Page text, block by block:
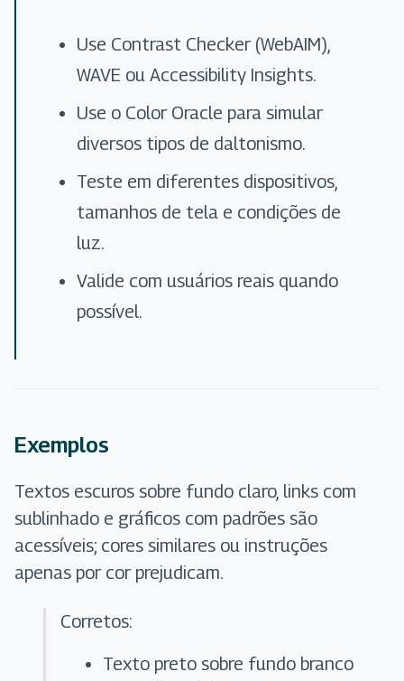
Use Contrast Checker (WebAIM),
WAVE ou Accessibility Insights.
Use o Color Oracle para simular
diversos tipos de daltonismo.
Teste em diferentes dispositivos,
tamanhos de tela e condições de
luz.
Valide com usuários reais quando
possível.
Exemplos
Textos escuros sobre fundo claro, links com
sublinhado e gráficos com padrões são
acessíveis; cores similares ou instruções
apenas por cor prejudicam.
Corretos:
Texto preto sobre fundo branco